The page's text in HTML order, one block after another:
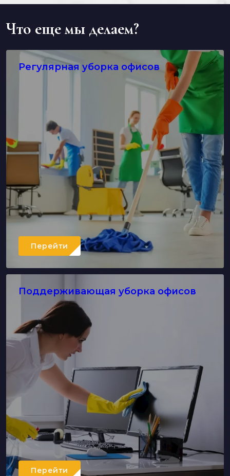
Что еще мы делаем?
Регулярная уборка офисов
Перейти
Поддерживающая уборка офисов
Перейти